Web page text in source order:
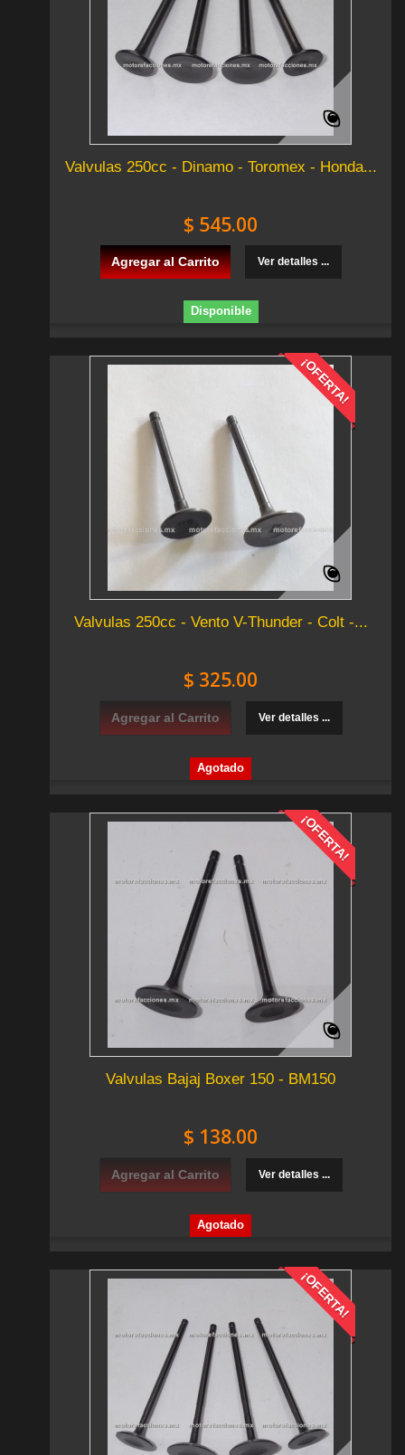
Valvulas 250cc - Dinamo - Toromex - Honda...
$ 545.00
Agregar al Carrito Ver detalles ...
Disponible
¡OFERTA!
Valvulas 250cc - Vento V-Thunder - Colt -...
$ 325.00
Agregar al Carrito Ver detalles ...
Agotado
¡OFERTA!
Valvulas Bajaj Boxer 150 - BM150
$ 138.00
Agregar al Carrito Ver detalles ...
Agotado
¡OFERTA!